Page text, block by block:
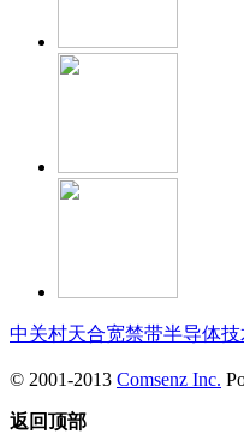
中关村天合宽禁带半导体
© 2001-2013 Comsenz Inc.
返回顶部